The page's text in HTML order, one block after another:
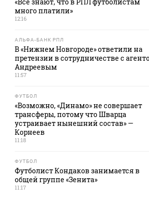
много платили»
12:16
АЛЬФА-БАНК РПЛ
В «Нижнем Новгороде» ответили на
претензии в сотрудничестве с
Андреевым
11:57
ФУТБОЛ
«Возможно, «Динамо» не совершает
трансферы, потому что Шварца
устраивает нынешний состав» —
Корнеев
11:18
ФУТБОЛ
Футболист Кондаков занимается в
общей группе «Зенита»
11:17